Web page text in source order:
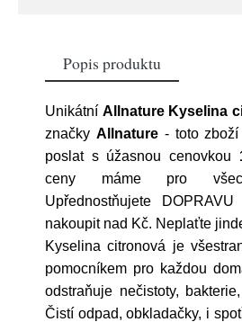
Popis produktu
Unikátní Allnature Kyselina
značky Allnature- toto zboží
poslat s úžasnou cenovkou
ceny máme pro
Upřednostňujete
nakoupit nad Kč. Neplaťte
Kyselina citronová je
pomocníkem pro každou
odstraňuje nečistoty,
Čistí odpad, obkladačky, i